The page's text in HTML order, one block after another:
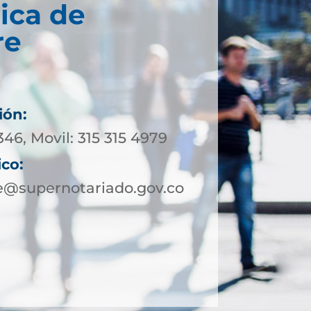
de
Movil: 315 315 4979